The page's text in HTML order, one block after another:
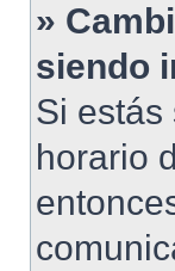
»
siendo
Si estás
horario